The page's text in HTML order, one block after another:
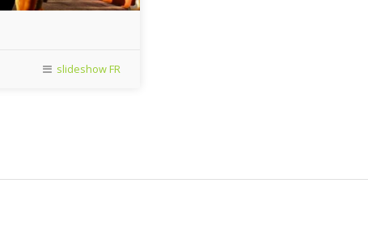
slideshow FR